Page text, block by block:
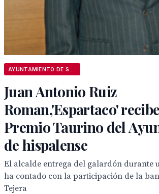
Juan Antonio Ruiz
Roman,'Espartaco'
Premio Taurino del
de hispalense
El alcalde entrega del galardón durante
ha contado con la participación de la
Tejera